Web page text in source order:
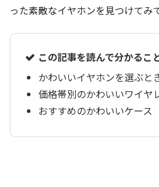
った素敵なイヤホンを見つけてみ
この記事を読んで分かるこ
かわいいイヤホンを選ぶと
価格帯別のかわいいワイヤ
おすすめのかわいいケース